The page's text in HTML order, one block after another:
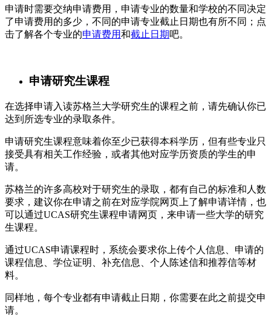
申请时需要交纳申请费用，申请专业的数量和学校的不同决定
了申请费用的多少，不同的申请专业截止日期也有所不同；点
击了解各个专业的申请费用和截止日期吧。
申请研究生课程
在选择申请入读苏格兰大学研究生的课程之前，请先确认你已
达到所选专业的录取条件。
申请研究生课程意味着你至少已获得本科学历，但有些专业只
接受具有相关工作经验，或者其他对应学历资质的学生的申
请。
苏格兰的许多高校对于研究生的录取，都有自己的标准和人数
要求，建议你在申请之前在对应学院网页上了解申请详情，也
可以通过UCAS研究生课程申请网页，来申请一些大学的研究
生课程。
通过UCAS申请课程时，系统会要求你上传个人信息、申请的
课程信息、学位证明、补充信息、个人陈述信和推荐信等材
料。
同样地，每个专业都有申请截止日期，你需要在此之前提交申
请。